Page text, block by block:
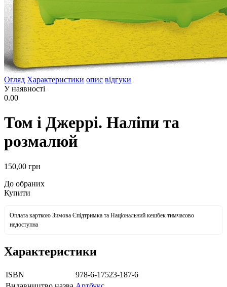
Огляд Характеристики опис відгуки
У наявності
0.00
Том і Джеррі. Наліпи та
розмалюй
150,00 грн
До обраних
Купити
Оплата карткою Зимова Єпідтримка та Національний кешбек тимчасово
недоступна
Характеристики
ISBN
978-6-17523-187-6